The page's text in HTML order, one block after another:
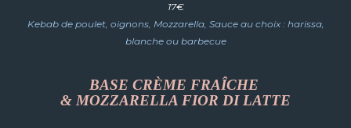
17€
Kebab de poulet, oignons, Mozzarella, Sauce au choix : harissa,
blanche ou barbecue
BASE CRÈME FRAÎCHE
& MOZZARELLA FIOR DI LATTE